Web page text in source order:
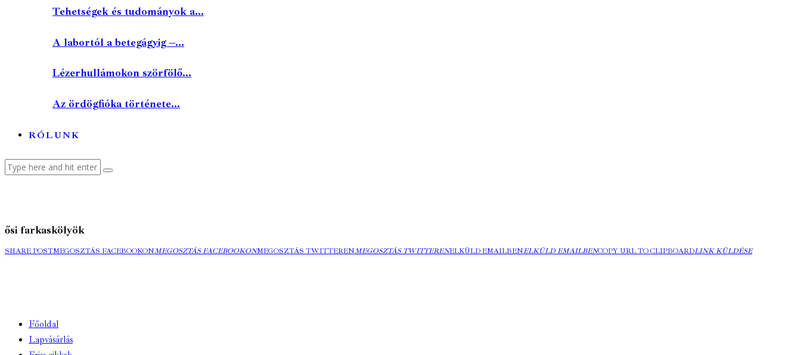
Tehetségek és tudományok a...
A labortól a betegágyig –...
Lézerhullámokon szörfölő...
Az ördögfióka története...
RÓLUNK
ősi farkaskölyök
SHARE POSTMEGOSZTÁS FACEBOOKONMEGOSZTÁS FACEBOOKONMEGOSZTÁS TWITTERENMEGOSZTÁS TWITTERENELKÜLD EMAILBENELKÜLD EMAILBENCOPY URL TO CLIPBOARDLINK KÜLDÉSE
Főoldal
Lapvásárlás